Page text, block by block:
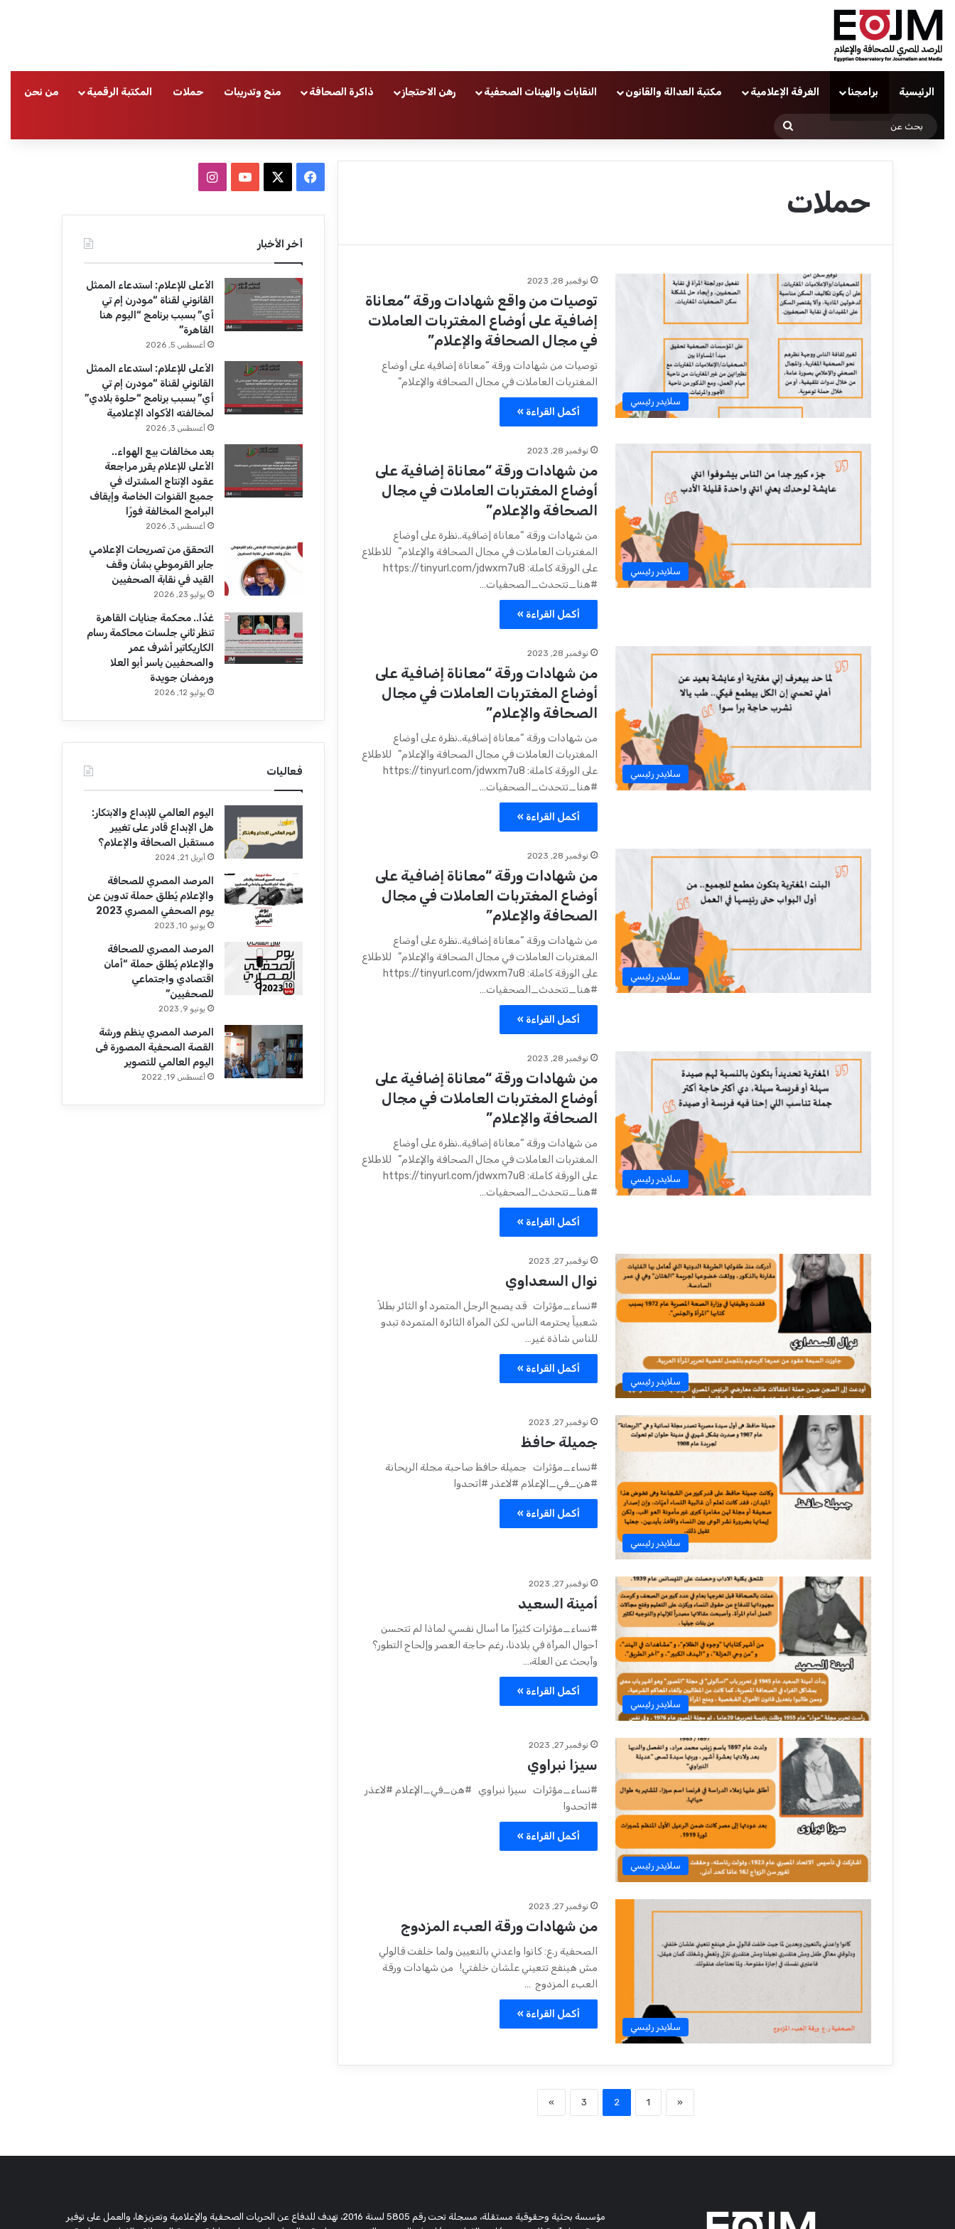
الرئيسية برامجنا الغرفة الإعلامية مكتبة العدالة والقانون النقابات والهيئات الصحفية رهن الاحتجاز ذاكرة الصحافة منح وتدريبات حملات المكتبة الرقمية من نحن
حملات
سلايدر رئيسي
نوفمبر 28, 2023
توصيات من واقع شهادات ورقة “معاناة
إضافية على أوضاع المغتربات العاملات
في مجال الصحافة والإعلام”
توصيات من شهادات ورقة “معاناة إضافية على أوضاع
المغتربات العاملات في مجال الصحافة والإعلام”
أكمل القراءة »
سلايدر رئيسي
نوفمبر 28, 2023
من شهادات ورقة “معاناة إضافية على
أوضاع المغتربات العاملات في مجال
الصحافة والإعلام”
من شهادات ورقة “معاناة إضافية..نظرة على أوضاع
المغتربات العاملات في مجال الصحافة والإعلام” للاطلاع
على الورقة كاملة: https://tinyurl.com/jdwxm7u8
#هنا_تتحدث_الصحفيات…
أكمل القراءة »
سلايدر رئيسي
نوفمبر 28, 2023
من شهادات ورقة “معاناة إضافية على
أوضاع المغتربات العاملات في مجال
الصحافة والإعلام”
من شهادات ورقة “معاناة إضافية..نظرة على أوضاع
المغتربات العاملات في مجال الصحافة والإعلام” للاطلاع
على الورقة كاملة: https://tinyurl.com/jdwxm7u8
#هنا_تتحدث_الصحفيات…
أكمل القراءة »
سلايدر رئيسي
نوفمبر 28, 2023
من شهادات ورقة “معاناة إضافية على
أوضاع المغتربات العاملات في مجال
الصحافة والإعلام”
من شهادات ورقة “معاناة إضافية..نظرة على أوضاع
المغتربات العاملات في مجال الصحافة والإعلام” للاطلاع
على الورقة كاملة: https://tinyurl.com/jdwxm7u8
#هنا_تتحدث_الصحفيات…
أكمل القراءة »
سلايدر رئيسي
نوفمبر 28, 2023
من شهادات ورقة “معاناة إضافية على
أوضاع المغتربات العاملات في مجال
الصحافة والإعلام”
من شهادات ورقة “معاناة إضافية..نظرة على أوضاع
المغتربات العاملات في مجال الصحافة والإعلام” للاطلاع
على الورقة كاملة: https://tinyurl.com/jdwxm7u8
#هنا_تتحدث_الصحفيات…
أكمل القراءة »
سلايدر رئيسي
نوفمبر 27, 2023
نوال السعداوي
#نساء_مؤثرات قد يصبح الرجل المتمرد أو الثائر بطلاً
شعبياً يحترمه الناس، لكن المرأة الثائرة المتمردة تبدو
للناس شاذة غير…
أكمل القراءة »
سلايدر رئيسي
نوفمبر 27, 2023
جميلة حافظ
#نساء_مؤثرات جميلة حافظ صاحبة مجلة الريحانة
#هن_في_الإعلام #لاعذر #اتحدوا
أكمل القراءة »
سلايدر رئيسي
نوفمبر 27, 2023
أمينة السعيد
#نساء_مؤثرات كثيرًا ما أسال نفسي، لماذا لم تتحسن
أحوال المرأة في بلادنا، رغم حاجة العصر وإلحاح التطور؟
وأبحث عن العلة،…
أكمل القراءة »
سلايدر رئيسي
نوفمبر 27, 2023
سيزا نبراوي
#نساء_مؤثرات سيزا نبراوي #هن_في_الإعلام #لاعذر
#اتحدوا
أكمل القراءة »
سلايدر رئيسي
نوفمبر 27, 2023
من شهادات ورقة العبء المزدوج
الصحفية ر.ع: كانوا واعدني بالتعيين ولما خلفت قالولي
مش هينفع تتعيني علشان خلفتي! من شهادات ورقة
العبء المزدوج …
أكمل القراءة »
«
1
2
3
»
ب
و
ك
u
T
u
e
ا
ت
ق
ر
ا
م
أخر الأخبار
الأعلى للإعلام: استدعاء الممثل
القانوني لقناة “مودرن إم تي
أي” بسبب برنامج “اليوم هنا
القاهرة”
أغسطس 5, 2026
الأعلى للإعلام: استدعاء الممثل
القانوني لقناة “مودرن إم تي
أي” بسبب برنامج “حلوة بلادي”
لمخالفته الأكواد الإعلامية
أغسطس 3, 2026
بعد مخالفات بيع الهواء..
الأعلى للإعلام يقرر مراجعة
عقود الإنتاج المشترك في
جميع القنوات الخاصة وإيقاف
البرامج المخالفة فورًا
أغسطس 3, 2026
التحقق من تصريحات الإعلامي
جابر القرموطي بشأن وقف
القيد في نقابة الصحفيين
يوليو 23, 2026
غدًا.. محكمة جنايات القاهرة
تنظر ثاني جلسات محاكمة رسام
الكاريكاتير أشرف عمر
والصحفيين ياسر أبو العلا
ورمضان جويدة
يوليو 12, 2026
فعاليات
اليوم العالمي للإبداع والابتكار:
هل الإبداع قادر على تغيير
مستقبل الصحافة والإعلام؟
أبريل 21, 2024
المرصد المصري للصحافة
والإعلام يُطلق حملة تدوين عن
يوم الصحفي المصري 2023
يونيو 10, 2023
المرصد المصري للصحافة
والإعلام يُطلق حملة “أمان
اقتصادي واجتماعي
للصحفيين”
يونيو 9, 2023
المرصد المصري ينظم ورشة
القصة الصحفية المصورة فى
اليوم العالمي للتصوير
أغسطس 19, 2022
مؤسسة بحثية وحقوقية مستقلة، مسجلة تحت رقم 5805 لسنة 2016، تهدف للدفاع عن الحريات الصحفية والإعلامية وتعزيزها، والعمل على توفير